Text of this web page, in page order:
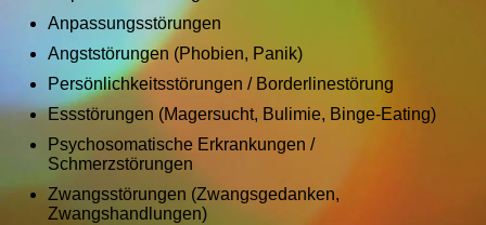
Anpassungsstörungen
Angststörungen (Phobien, Panik)
Persönlichkeitsstörungen / Borderlinestörung
Essstörungen (Magersucht, Bulimie, Binge-Eating)
Psychosomatische Erkrankungen /
Schmerzstörungen
Zwangsstörungen (Zwangsgedanken,
Zwangshandlungen)